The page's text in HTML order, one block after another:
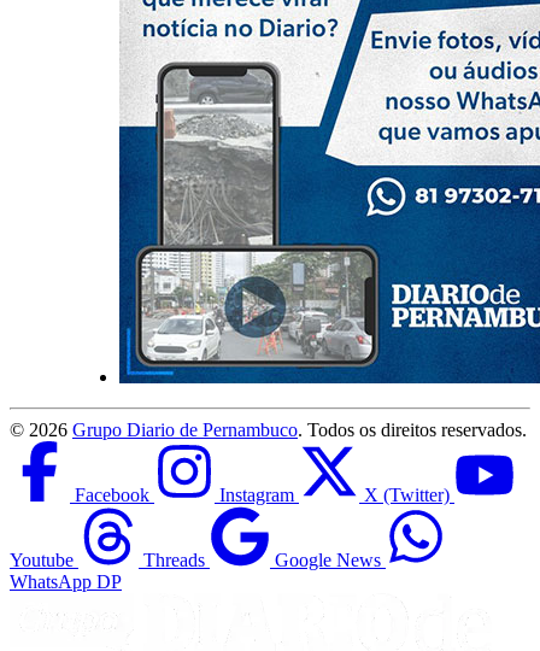
© 2026 Grupo Diario de Pernambuco. Todos os direitos reservados.
Facebook Instagram X (Twitter)
Youtube Threads
Google News
WhatsApp DP